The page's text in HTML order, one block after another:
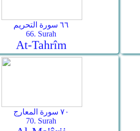
٦٦ سورة التحريم
66. Surah
At-Tahrîm
٧٠ سورة المعارج
70. Surah